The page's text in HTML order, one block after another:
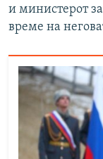
и министерот
време на